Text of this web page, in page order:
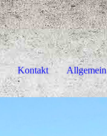
Kontakt Allgemein